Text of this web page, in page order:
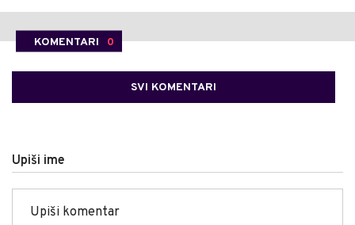
KOMENTARI 0
SVI KOMENTARI
Upiši ime